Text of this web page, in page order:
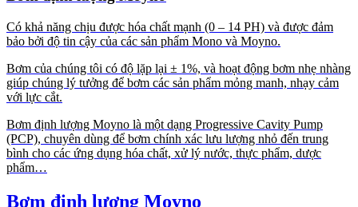
Có khả năng chịu được hóa chất mạnh (0 – 14 PH) và được đảm
bảo bởi độ tin cậy của các sản phẩm Mono và Moyno.
Bơm của chúng tôi có độ lặp lại ± 1%, và hoạt động bơm nhẹ nhàng
giúp chúng lý tưởng để bơm các sản phẩm mỏng manh, nhạy cảm
với lực cắt.
Bơm định lượng Moyno là một dạng Progressive Cavity Pump
(PCP), chuyên dùng để bơm chính xác lưu lượng nhỏ đến trung
bình cho các ứng dụng hóa chất, xử lý nước, thực phẩm, dược
phẩm…
Bơm định lượng Moyno